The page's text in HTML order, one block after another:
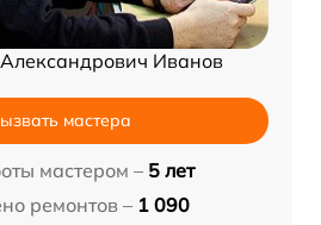
Иванов
мастера
мастером – 5 лет
ремонтов – 1 090